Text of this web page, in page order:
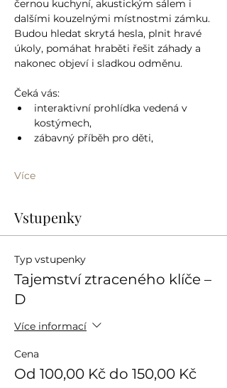
černou kuchyní, akustickým sálem i
dalšími kouzelnými místnostmi zámku.
Budou hledat skrytá hesla, plnit hravé
úkoly, pomáhat hraběti řešit záhady a
nakonec objeví i sladkou odměnu.
Čeká vás:
interaktivní prohlídka vedená v
kostýmech,
zábavný příběh pro děti,
Více
Vstupenky
Typ vstupenky
Tajemství ztraceného klíče –
D
Více informací
Cena
Od 100,00 Kč do 150,00 Kč